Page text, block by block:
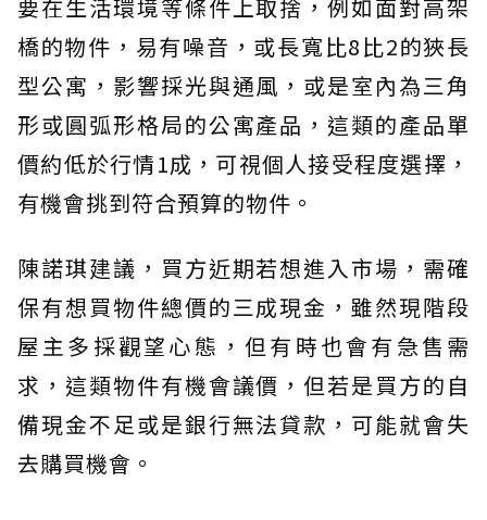
要在生活環境等條件上取捨，例如面對高架
橋的物件，易有噪音，或長寬比8比2的狹長
型公寓，影響採光與通風，或是室內為三角
形或圓弧形格局的公寓產品，這類的產品單
價約低於行情1成，可視個人接受程度選擇，
有機會挑到符合預算的物件。
陳諾琪建議，買方近期若想進入市場，需確
保有想買物件總價的三成現金，雖然現階段
屋主多採觀望心態，但有時也會有急售需
求，這類物件有機會議價，但若是買方的自
備現金不足或是銀行無法貸款，可能就會失
去購買機會。